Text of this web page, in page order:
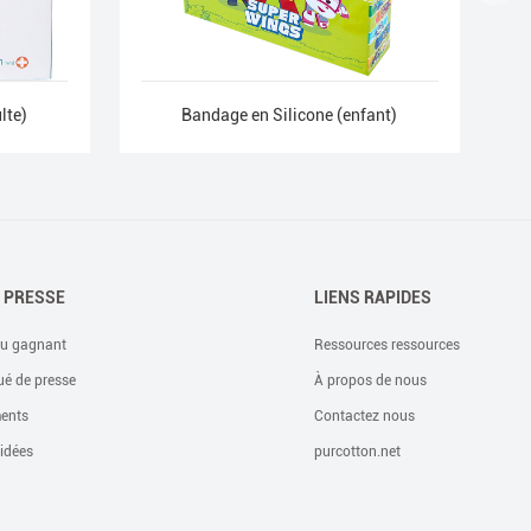
Bandage en Silicone (enfant)
gagnant
de presse
LIENS RAPIDES
Ressources ressources
À propos de nous
Contactez nous
purcotton.net